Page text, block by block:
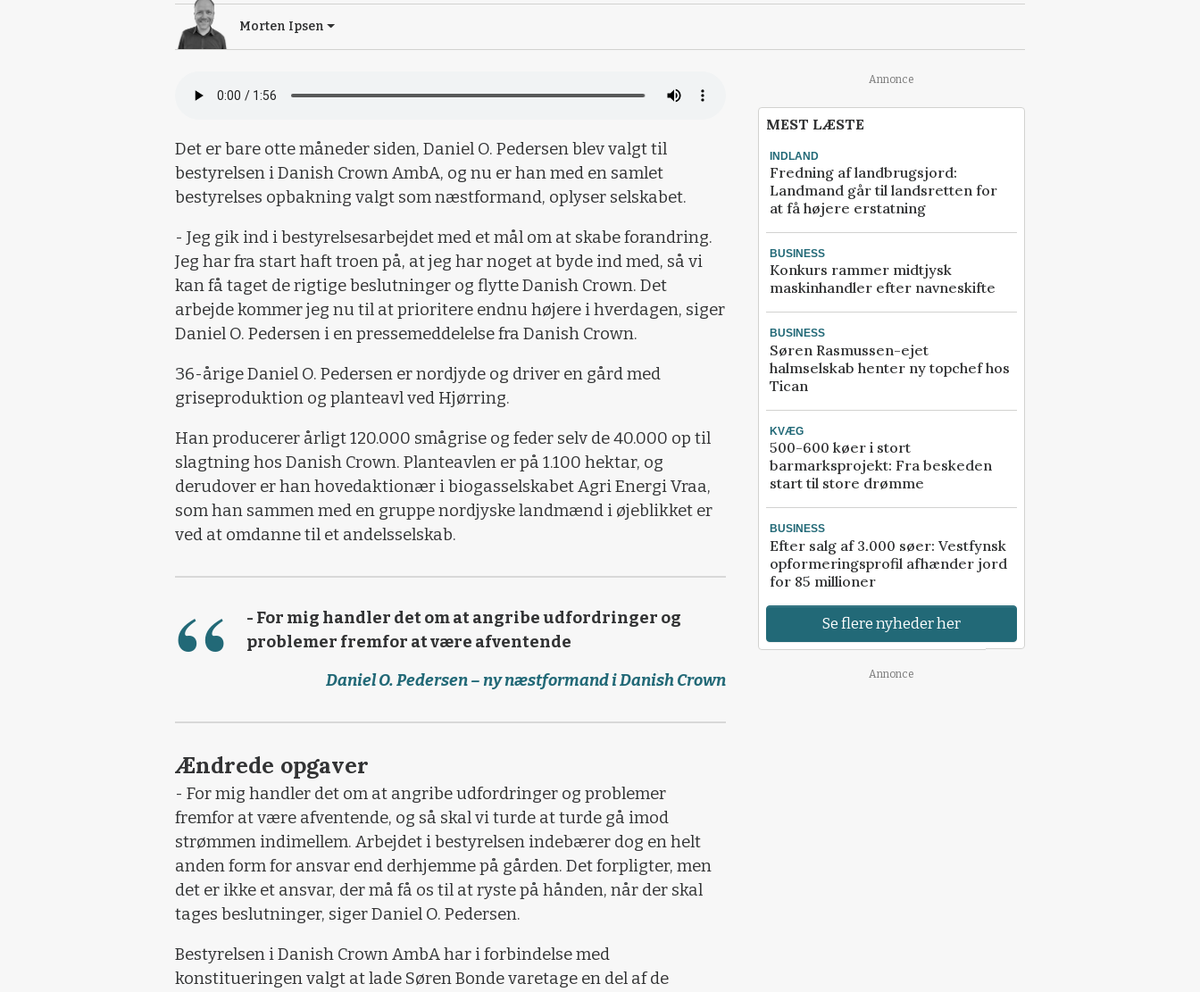
Morten Ipsen
Det er bare otte måneder siden, Daniel O. Pedersen blev valgt til
bestyrelsen i Danish Crown AmbA, og nu er han med en samlet
bestyrelses opbakning valgt som næstformand, oplyser selskabet.
- Jeg gik ind i bestyrelsesarbejdet med et mål om at skabe forandring.
Jeg har fra start haft troen på, at jeg har noget at byde ind med, så vi
kan få taget de rigtige beslutninger og flytte Danish Crown. Det
arbejde kommer jeg nu til at prioritere endnu højere i hverdagen, siger
Daniel O. Pedersen i en pressemeddelelse fra Danish Crown.
36-årige Daniel O. Pedersen er nordjyde og driver en gård med
griseproduktion og planteavl ved Hjørring.
Han producerer årligt 120.000 smågrise og feder selv de 40.000 op til
slagtning hos Danish Crown. Planteavlen er på 1.100 hektar, og
derudover er han hovedaktionær i biogasselskabet Agri Energi Vraa,
som han sammen med en gruppe nordjyske landmænd i øjeblikket er
ved at omdanne til et andelsselskab.
- For mig handler det om at angribe udfordringer og
problemer fremfor at være afventende
Daniel O. Pedersen – ny næstformand i Danish Crown
Ændrede opgaver
- For mig handler det om at angribe udfordringer og problemer
fremfor at være afventende, og så skal vi turde at turde gå imod
strømmen indimellem. Arbejdet i bestyrelsen indebærer dog en helt
anden form for ansvar end derhjemme på gården. Det forpligter, men
det er ikke et ansvar, der må få os til at ryste på hånden, når der skal
tages beslutninger, siger Daniel O. Pedersen.
Bestyrelsen i Danish Crown AmbA har i forbindelse med
konstitueringen valgt at lade Søren Bonde varetage en del af de
Annonce
MEST LÆSTE
INDLAND
Fredning af landbrugsjord:
Landmand går til landsretten for
at få højere erstatning
BUSINESS
Konkurs rammer midtjysk
maskinhandler efter navneskifte
BUSINESS
Søren Rasmussen-ejet
halmselskab henter ny topchef hos
Tican
KVÆG
500-600 køer i stort
barmarksprojekt: Fra beskeden
start til store drømme
BUSINESS
Efter salg af 3.000 søer: Vestfynsk
opformeringsprofil afhænder jord
for 85 millioner
Se flere nyheder her
Annonce